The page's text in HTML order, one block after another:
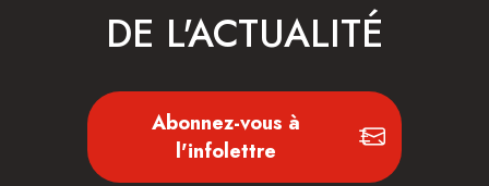
DE L'ACTUALITÉ
Abonnez-vous à
l'infolettre